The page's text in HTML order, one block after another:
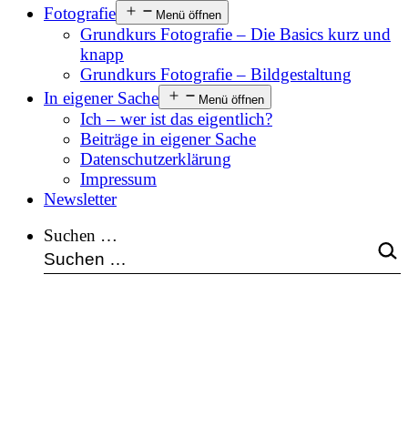
Fotografie
Menü öffnen
Grundkurs Fotografie – Die Basics kurz und
knapp
Grundkurs Fotografie – Bildgestaltung
In eigener Sache
Menü öffnen
Ich – wer ist das eigentlich?
Beiträge in eigener Sache
Datenschutzerklärung
Impressum
Newsletter
Suchen …